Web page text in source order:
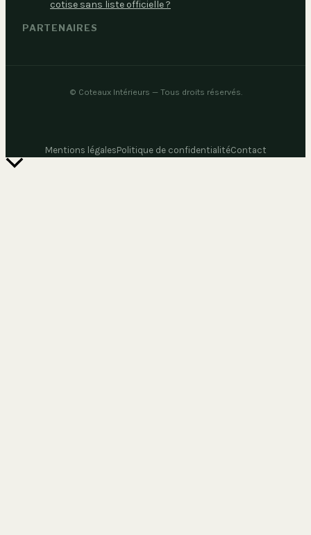
cotise sans liste officielle ?
PARTENAIRES
© Coteaux Intérieurs — Tous droits réservés.
Mentions légalesPolitique de confidentialitéContact